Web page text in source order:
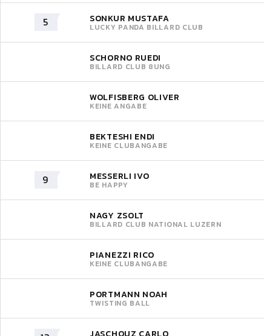
5 SONKUR MUSTAFA
LUCKY PANDA BILLARD CLUB
SCHORNO RUEDI
BILLARD CLUB 8UNG
WOLFISBERG OLIVER
KEINE ANGABE
BEKTESHI ENDI
KEINE CLUBANGABE
9 MESSERLI IVO
BE HAPPY
NAGY ZSOLT
BILLARD CLUB NATIONAL LUZERN
PIANEZZI RICO
KEINE CLUBANGABE
PORTMANN NOAH
TWISTING BALL